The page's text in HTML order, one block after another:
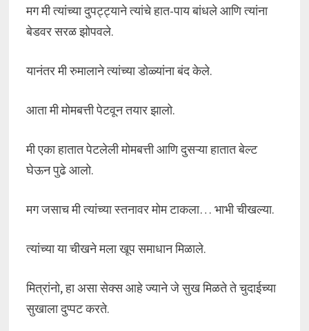
मग मी त्यांच्या दुपट्ट्याने त्यांचे हात-पाय बांधले आणि त्यांना
बेडवर सरळ झोपवले.
यानंतर मी रुमालाने त्यांच्या डोळ्यांना बंद केले.
आता मी मोमबत्ती पेटवून तयार झालो.
मी एका हातात पेटलेली मोमबत्ती आणि दुसऱ्या हातात बेल्ट
घेऊन पुढे आलो.
मग जसाच मी त्यांच्या स्तनावर मोम टाकला… भाभी चीखल्या.
त्यांच्या या चीखने मला खूप समाधान मिळाले.
मित्रांनो, हा असा सेक्स आहे ज्याने जे सुख मिळते ते चुदाईच्या
सुखाला दुप्पट करते.